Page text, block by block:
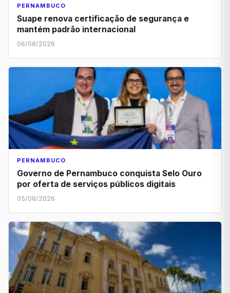
PERNAMBUCO
Suape renova certificação de segurança e
mantém padrão internacional
06/08/2026
PERNAMBUCO
Governo de Pernambuco conquista Selo Ouro
por oferta de serviços públicos digitais
05/08/2026